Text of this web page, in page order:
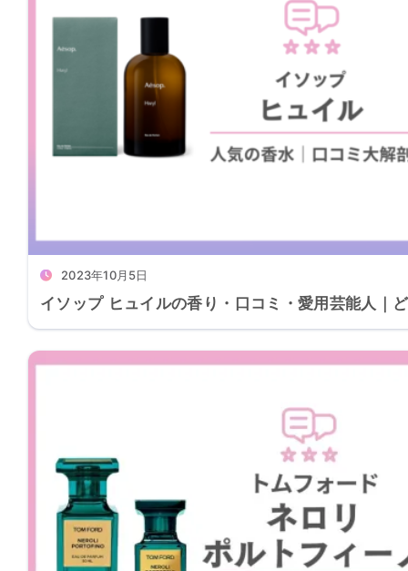
2023年10月5日
イソップ ヒュイルの香り・口コミ・愛用芸能人｜